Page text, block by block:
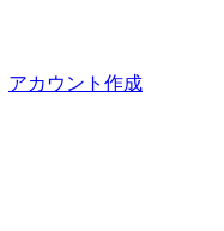
アカウント作成